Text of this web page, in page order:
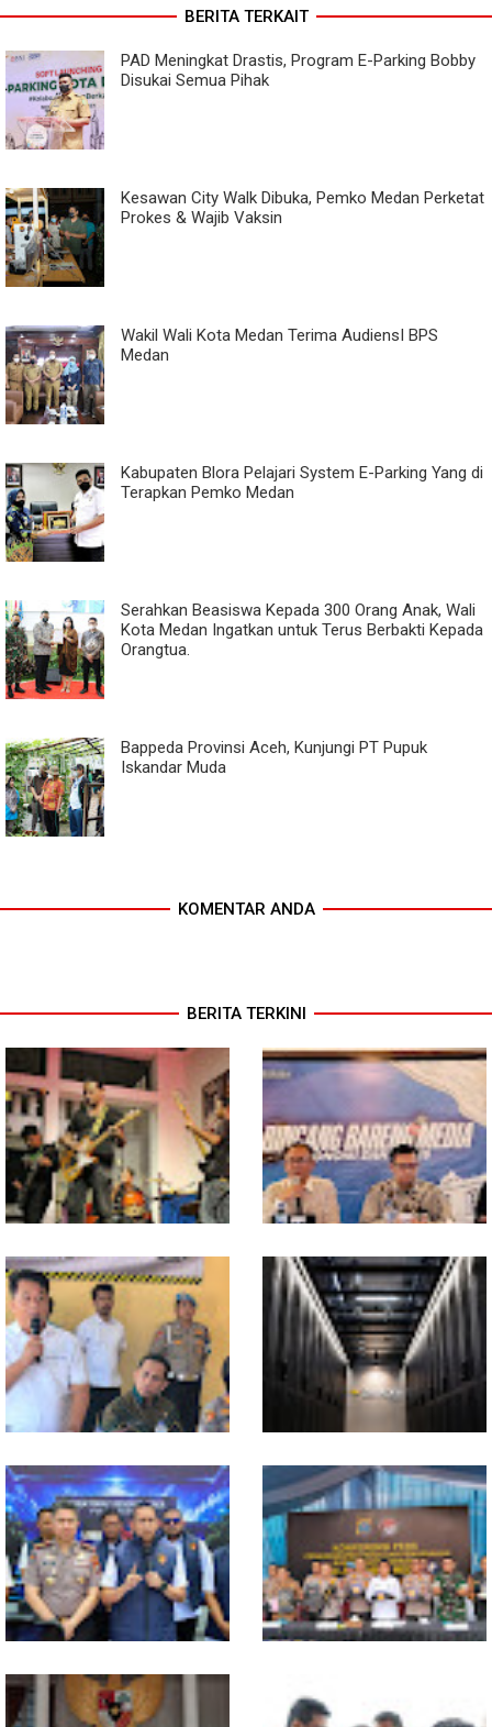
BERITA TERKAIT
PAD Meningkat Drastis, Program E-Parking Bobby
Disukai Semua Pihak
Kesawan City Walk Dibuka, Pemko Medan Perketat
Prokes & Wajib Vaksin
Wakil Wali Kota Medan Terima AudiensI BPS
Medan
Kabupaten Blora Pelajari System E-Parking Yang di
Terapkan Pemko Medan
Serahkan Beasiswa Kepada 300 Orang Anak, Wali
Kota Medan Ingatkan untuk Terus Berbakti Kepada
Orangtua.
Bappeda Provinsi Aceh, Kunjungi PT Pupuk
Iskandar Muda
KOMENTAR ANDA
BERITA TERKINI
In Release02,Hansen Teo:
Band Medan Harus Berani
Bereskperimen
Ekonomi Sumut Triwulan II
2026 berkisar 5,06 Persen, BI :
Konsumsi RT dan
Perdagangan CPO
Penyumbang Tertinggi
Polresta Deliserdang
Musnahkan 1,2 Kilo Gram
Sabu-sabu: Tiga Tersangka
Gagal Edarkan Ribuan Dosis
Narkoba
Indosat, Ooredoo Group,
Nokia, dan NVIDIA Luncurkan
Zankore by Indosat, Siap
Layani Kawasan Asia-Pasifik
dengan Platform Infrastruktur
AI Terintegerasi
Polda Sumut Bongkar Sindikat Selama 300 Hari, Polrestabes